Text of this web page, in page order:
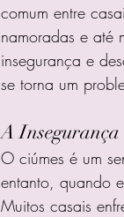
comum entre
namoradas e até
insegurança e
se torna um
A
O ciúmes é um
entanto, quando
Muitos casais